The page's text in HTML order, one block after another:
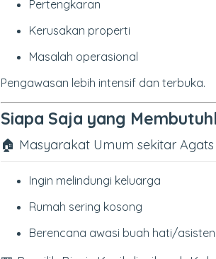
Pertengkaran
Kerusakan properti
Masalah operasional
Pengawasan lebih intensif dan terbuka.
Siapa Saja yang
🏠 Masyarakat Umum sekitar Agats
Ingin melindungi keluarga
Rumah sering kosong
Berencana awasi buah hati/asisten